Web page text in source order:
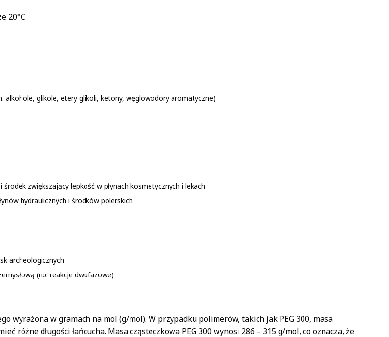
20°C
alkohole, glikole, etery glikoli, ketony, węglowodory aromatyczne)
zwiększający lepkość w płynach kosmetycznych i lekach
hydraulicznych i środków polerskich
archeologicznych
(np. reakcje dwufazowe)
wyrażona w gramach na mol (g/mol). W przypadku polimerów, takich jak PEG 300, masa
różne długości łańcucha. Masa cząsteczkowa PEG 300 wynosi 286 – 315 g/mol, co oznacza, że